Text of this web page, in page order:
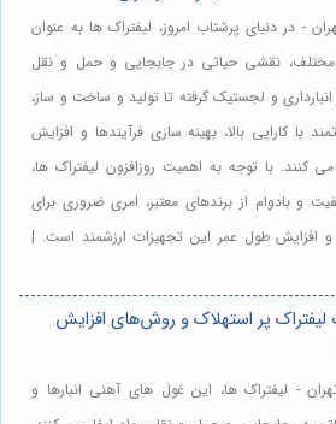
- در دنیای پرشتاب امروز، لیفتراک ها به عنوان
نقشی حیاتی در جابجایی و حمل و نقل
انبارداری و لجستیک گرفته تا تولید و ساخت و ساز،
با کارایی بالا، بهینه سازی فرآیندها و افزایش
کنند. با توجه به اهمیت روزافزون لیفتراک ها،
و بادوام از برندهای معتبر، امری ضروری برای
افزایش طول عمر این تجهیزات ارزشمند است. |
قطعات لیفتراک پر استهلاک و روش‌های افزایش
- لیفتراک ها، این غول های آهنی انبارها و